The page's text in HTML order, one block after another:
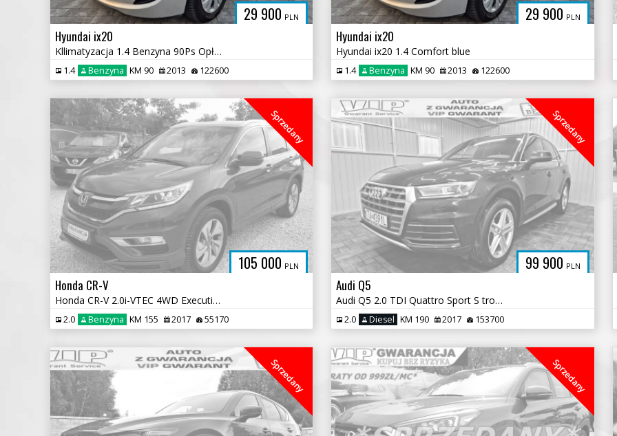
29 900 PLN
Hyundai ix20
Kllimatyzacja 1.4 Benzyna 90Ps Opłacony
1.4 Benzyna KM 90 2013 122600
29 900 PLN
Hyundai ix20
Hyundai ix20 1.4 Comfort blue
1.4 Benzyna KM 90 2013 122600
105 000 PLN
Sprzedany
Honda CR-V
Honda CR-V 2.0i-VTEC 4WD Executive
2.0 Benzyna KM 155 2017 55170
99 900 PLN
Sprzedany
Audi Q5
Audi Q5 2.0 TDI Quattro Sport S tronic
2.0 Diesel KM 190 2017 153700
Sprzedany Sprzedany